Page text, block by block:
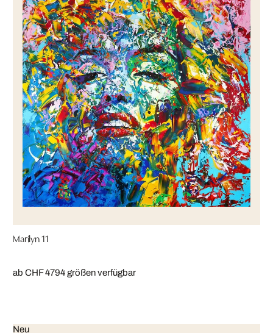
Marilyn 11
ab CHF 4794 größen verfügbar
Neu